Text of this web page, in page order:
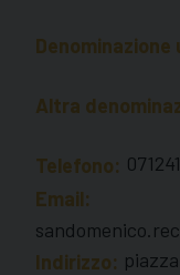
Altra
Telefono:
Email:
Indirizzo: